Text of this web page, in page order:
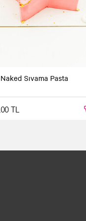
Naked Sıvama Pasta
TL